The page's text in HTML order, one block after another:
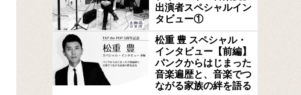
出演者スペシャルイン
タビュー①
松重 豊 スペシャル・
インタビュー【前編】
パンクからはじまった
音楽遍歴と、音楽でつ
ながる家族の絆を語る